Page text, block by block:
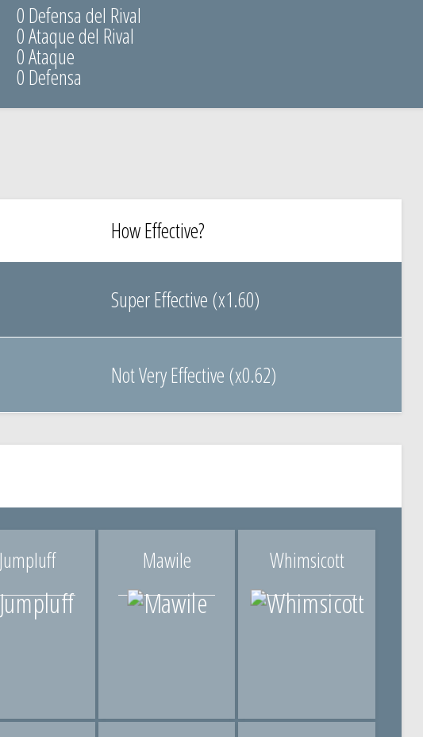
0 Defensa del Rival
0 Ataque del Rival
0 Ataque
0 Defensa
How Effective?
Super Effective (x1.60)
Not Very Effective (x0.62)
Jumpluff Mawile Whimsicott